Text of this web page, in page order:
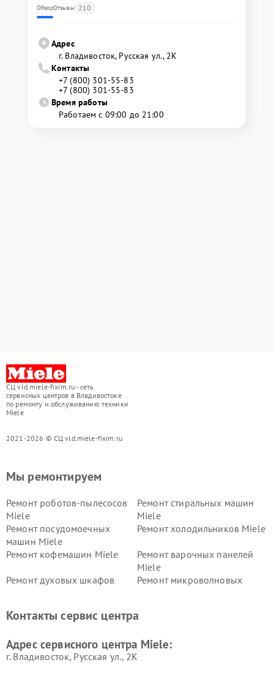
ОбзорОтзывы 210
Адрес
г. Владивосток, Русская ул., 2К
Контакты
+7 (800) 301-55-83
+7 (800) 301-55-83
Время работы
Работаем с 09:00 до 21:00
СЦ vld.miele-fixim.ru - сеть
сервисных центров в Владивостоке
по ремонту и обслуживанию техники
Miele
2021-2026 © СЦ vld.miele-fixim.ru
Мы ремонтируем
Ремонт роботов-пылесосов
Miele
Ремонт стиральных машин
Miele
Ремонт посудомоечных
машин Miele
Ремонт холодильников Miele
Ремонт кофемашин Miele
Ремонт варочных панелей
Miele
Ремонт духовых шкафов
Ремонт микроволновых
Miele
Miele
пылесосов Miele
Контакты сервис центра
Адрес сервисного центра Miele:
г. Владивосток, Русская ул., 2К